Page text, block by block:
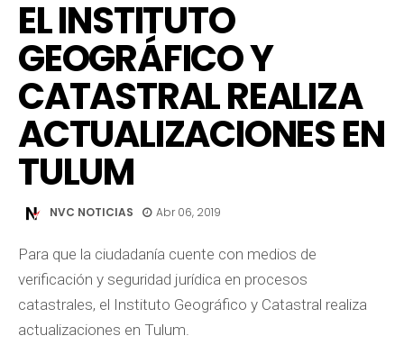
EL INSTITUTO
GEOGRÁFICO Y
CATASTRAL REALIZA
ACTUALIZACIONES EN
TULUM
NVC NOTICIAS Abr 06, 2019
Para que la ciudadanía cuente con medios de
verificación y seguridad jurídica en procesos
catastrales, el Instituto Geográfico y Catastral realiza
actualizaciones en Tulum.